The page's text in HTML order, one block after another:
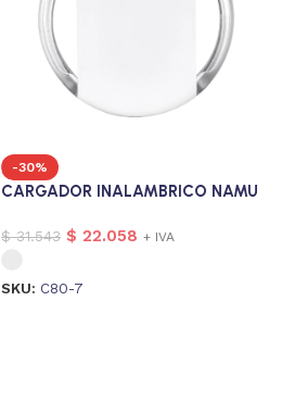
-30%
CARGADOR INALAMBRICO NAMU
$31.543 $ 22.058 + IVA
SKU: C80-7